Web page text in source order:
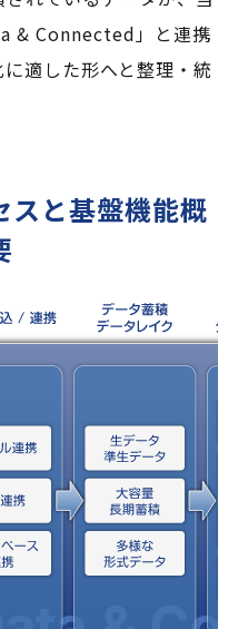
& Connected」と連携
適した形へと整理・統
スと基盤機能概